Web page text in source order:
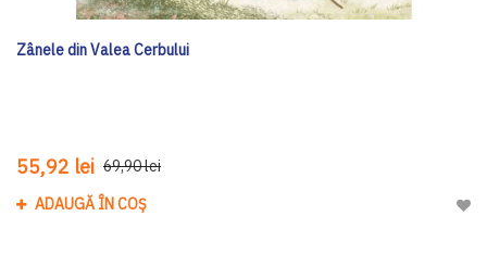
Zânele din Valea Cerbului
55,92 lei 69,90 lei
ADAUGĂ ÎN COȘ